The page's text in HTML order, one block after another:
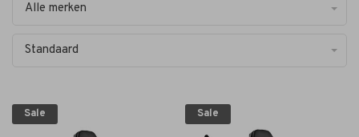
Alle merken
Standaard
Sale Sale